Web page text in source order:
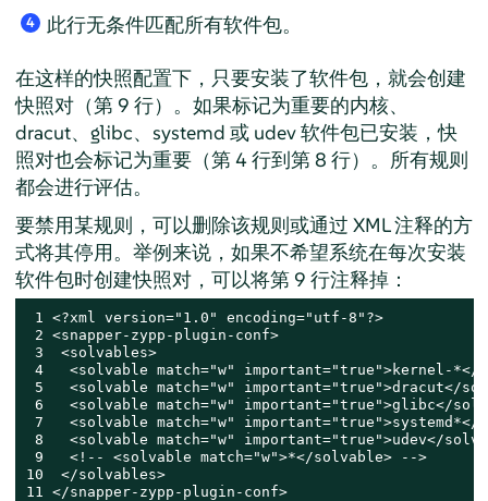
4 此行无条件匹配所有软件包。
在这样的快照配置下，只要安装了软件包，就会创建
快照对（第 9 行）。如果标记为重要的内核、
dracut、glibc、systemd 或 udev 软件包已安装，快
照对也会标记为重要（第 4 行到第 8 行）。所有规则
都会进行评估。
要禁用某规则，可以删除该规则或通过 XML 注释的方
式将其停用。举例来说，如果不希望系统在每次安装
软件包时创建快照对，可以将第 9 行注释掉：
1 <?xml version="1.0" encoding="utf-8"?>
2 <snapper-zypp-plugin-conf>
3  <solvables>
4   <solvable match="w" important="true">kernel-*</
5   <solvable match="w" important="true">dracut</
6   <solvable match="w" important="true">glibc</
7   <solvable match="w" important="true">systemd*</
8   <solvable match="w" important="true">udev</
9   <!-- <solvable match="w">*</solvable> -->
10  </solvables>
11 </snapper-zypp-plugin-conf>